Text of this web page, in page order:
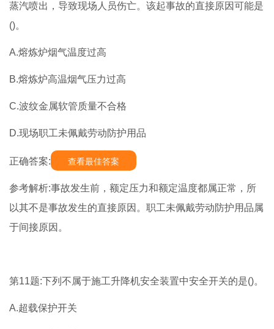
蒸汽喷出，导致现场人员伤亡。该起事故的直接原因可能是
()。
A.熔炼炉烟气温度过高
B.熔炼炉高温烟气压力过高
C.波纹金属软管质量不合格
D.现场职工未佩戴劳动防护用品
正确答案: 查看最佳答案
参考解析:事故发生前，额定压力和额定温度都属正常，所
以其不是事故发生的直接原因。职工未佩戴劳动防护用品属
于间接原因。
第11题:下列不属于施工升降机安全装置中安全开关的是()。
A.超载保护开关